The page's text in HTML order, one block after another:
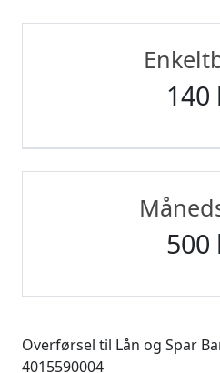
140
500
Overførsel til Lån og Spar
4015590004